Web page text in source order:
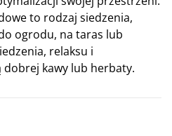
to rodzaj siedzenia,
ogrodu, na taras lub
relaksu i
kawy lub herbaty.